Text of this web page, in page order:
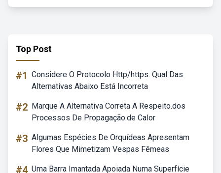
Top Post
#1 Considere O Protocolo Http/https. Qual Das
Alternativas Abaixo Está Incorreta
#2 Marque A Alternativa Correta A Respeito.dos
Processos De Propagação.de Calor
#3 Algumas Espécies De Orquídeas Apresentam
Flores Que Mimetizam Vespas Fêmeas
#4 Uma Barra Imantada Apoiada Numa Superfície